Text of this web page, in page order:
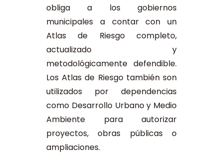
obliga a los gobiernos
municipales a contar con un
Atlas de Riesgo completo,
actualizado y
metodológicamente defendible.
Los Atlas de Riesgo también son
utilizados por dependencias
como Desarrollo Urbano y Medio
Ambiente para autorizar
proyectos, obras públicas o
ampliaciones.